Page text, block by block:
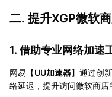
二. 提升XGP微软
1. 借助专业网络加速
网易【UU加速器】通过创
络延迟，提升访问微软商店